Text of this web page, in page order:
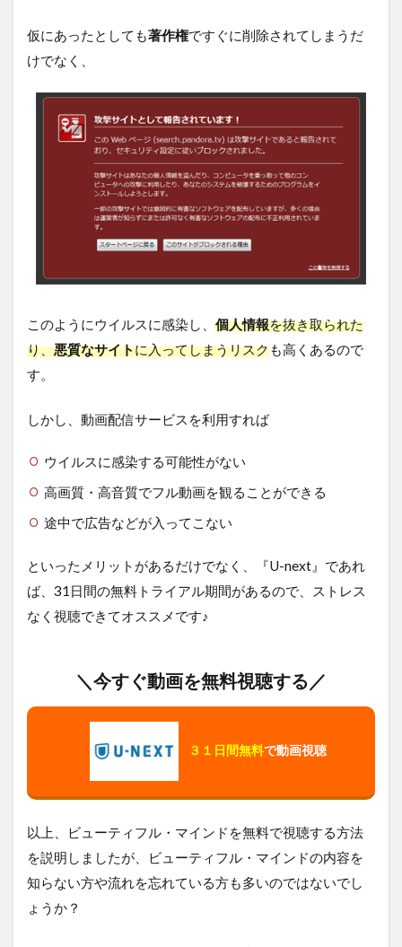
仮にあったとしても著作権ですぐに削除されてしまうだ
けでなく、
このようにウイルスに感染し、 個人情報を抜き取られた
り、悪質なサイトに入ってしまうリスクも高くあるので
す。
しかし、動画配信サービスを利用すれば
ウイルスに感染する可能性がない
高画質・高音質でフル動画を観ることができる
途中で広告などが入ってこない
といったメリットがあるだけでなく、『U-next』であれ
ば、31日間の無料トライアル期間があるので、ストレス
なく視聴できてオススメです♪
＼今すぐ動画を無料視聴する／
３１日間無料で動画視聴
以上、ビューティフル・マインドを無料で視聴する方法
を説明しましたが、ビューティフル・マインドの内容を
知らない方や流れを忘れている方も多いのではないでし
ょうか？